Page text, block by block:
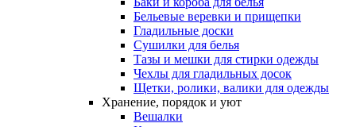
Бельевые веревки и прищепки
Гладильные доски
Сушилки для белья
Тазы и мешки для стирки одежды
Чехлы для гладильных досок
Щетки, ролики, валики для одежды
Хранение, порядок и уют
Вешалки